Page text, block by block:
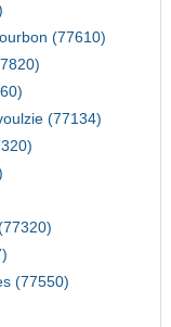
(77610)
(77134)
(77550)